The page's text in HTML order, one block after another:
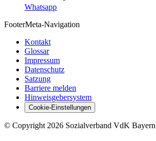
Whatsapp
FooterMeta-Navigation
Kontakt
Glossar
Impressum
Datenschutz
Satzung
Barriere melden
Hinweisgebersystem
Cookie-Einstellungen
© Copyright 2026 Sozialverband VdK